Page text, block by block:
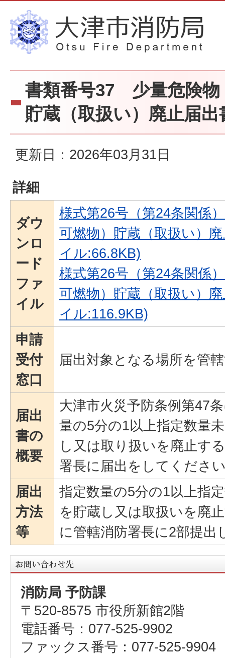
書類番号37 少量危険物
貯蔵（取扱い）廃止届
更新日：2026年03月31日
詳細
ダウ
ンロ
ード
ファ
イル
様式第26号（第24条関係
可燃物）貯蔵（取扱い）
イル:66.8KB)
様式第26号（第24条関係
可燃物）貯蔵（取扱い）
イル:116.9KB)
申請
受付
窓口
届出対象となる場所を管
届出
書の
概要
大津市火災予防条例第47
量の5分の1以上指定数量
し又は取り扱いを廃止す
署長に届出をしてくださ
届出
方法
等
指定数量の5分の1以上指
を貯蔵し又は取扱いを廃
に管轄消防署長に2部提出
消防局 予防課
〒520-8575 市役所新館2階
電話番号：077-525-9902
ファックス番号：077-525-9904